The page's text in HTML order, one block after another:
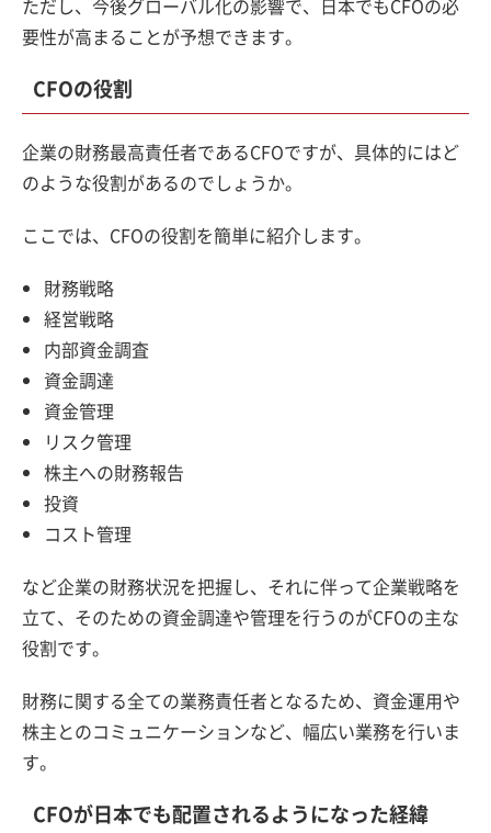
ただし、今後グローバル化の影響で、日本でもCFOの必
要性が高まることが予想できます。
CFOの役割
企業の財務最高責任者であるCFOですが、具体的にはど
のような役割があるのでしょうか。
ここでは、CFOの役割を簡単に紹介します。
財務戦略
経営戦略
内部資金調査
資金調達
資金管理
リスク管理
株主への財務報告
投資
コスト管理
など企業の財務状況を把握し、それに伴って企業戦略を
立て、そのための資金調達や管理を行うのがCFOの主な
役割です。
財務に関する全ての業務責任者となるため、資金運用や
株主とのコミュニケーションなど、幅広い業務を行いま
す。
CFOが日本でも配置されるようになった経緯